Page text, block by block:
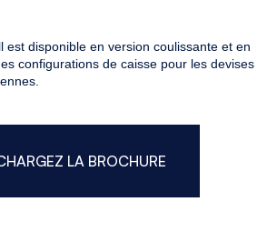
est disponible en version coulissante et en
configurations de caisse pour les devises
LA BROCHURE